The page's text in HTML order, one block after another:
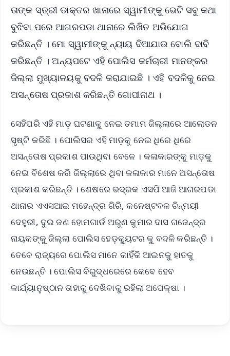
ତାଙ୍କ ସ୍ତ୍ରୀ ଡାକ୍ତର ଖାନାରେ ସ୍ୱାମୀଙ୍କୁ ଭେଟି ସବୁ କଥା
ବୁଝିବା ପରେ ଆଗରପଡା ଥାନାରେ ଲିଖିତ ଅଭିଯୋଗ
କରିଛନ୍ତି । ମୋ ସ୍ୱାମୀଙ୍କୁ ନ୍ୟାୟ ଦିଆଯାଉ ବୋଲି ଦାବି
କରିଛନ୍ତି । ଅନ୍ୟପଟେ ଏହି ପୋଲିସ କର୍ମଚାରୀ ମାନଙ୍କର
ଜିଲ୍ଲା ମୁଖ୍ୟାଳୟକୁ ବଦଳି କରାଯାଇଛି । ଏହି ବଦଳିକୁ ନେଇ
ଅସନ୍ତୋଷ ପ୍ରକାଶ କରିଛନ୍ତି ଗୋପୀନାଥ ।
ସେହିପରି ଏହି ମାଡ଼ ଘଟଣାକୁ ନେଇ ତମାମ ଜିଲ୍ଲାରେ ଆଲୋଡନ
ସୃଷ୍ଟି କରିଛି । ପୋଲିସର ଏହି ମାଡ଼କୁ ନେଇ ଧିରେ ଧିରେ
ଅସନ୍ତୋଷ ପ୍ରକାଶ ପାଉଥିବା ବେଳେ । କଳାକାରଙ୍କୁ ମାଡ଼କୁ
ନେଇ ବିଶେଷ କରି ଜିଲ୍ଲାରେ ଥିବା କଳାକାର ମାନେ ଅସନ୍ତୋଷ
ପ୍ରକାଶ କରିଛନ୍ତି । ଶେଷରେ ଭଦ୍ରକ ଏସପି ଆଜି ଆଗରପଡା
ଥାନାର ଏଏସଆଇ ମହେନ୍ଦ୍ର ଗିରି, କନେଷ୍ଟବଳ ଚିନ୍ମୟୀ
ଦେହୁରୀ, ଦୁଇ ଜଣ ହୋମଗାର୍ଡ ଅରୁଣ କୁମାର ଦାସ ଗଜେନ୍ଦ୍ର
ନାୟକଙ୍କୁ ଜିଲ୍ଲା ପୋଲିସ ହେଡ଼କ୍ୟୁଟର କୁ ବଦଳି କରିଛନ୍ତି ।
ତେବେ ରାଜ୍ୟରେ ପୋଲିସ ମାନେ କାହିଁକି ଆଇନକୁ ହାତକୁ
ନେଉଛନ୍ତି । ପୋଲିସ ବିରୁଦ୍ଧରେରେ କେବେ ହେବ
କାର୍ଯ୍ୟାନୁଷ୍ଠାନ ତାହାକୁ ଦେଖିବାକୁ ରହିଲା ଅପେକ୍ଷା ।